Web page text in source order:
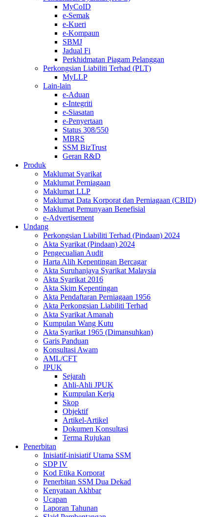
MyCoID
e-Semak
e-Kueri
e-Kompaun
SBMJ
Jadual Fi
Perkhidmatan Piagam Pelanggan
Perkongsian Liabiliti Terhad (PLT)
MyLLP
Lain-lain
e-Aduan
e-Integriti
e-Siasatan
e-Penyertaan
Status 308/550
MBRS
SSM BizTrust
Geran R&D
Produk
Maklumat Syarikat
Maklumat Perniagaan
Maklumat LLP
Maklumat Data Korporat dan Perniagaan (CBID)
Maklumat Pemunyaan Benefisial
e-Advertisement
Undang
Perkongsian Liabiliti Terhad (Pindaan) 2024​​​​​​​​​​​​​
Akta Syarikat (Pindaan) 2024​​​​​​​​​​​​
Pengecualian Audit
Harta Alih Kepentingan Bercagar
Akta Suruhanjaya Syarikat Malaysia
Akta Syarikat 2016
Akta Skim Kepentingan
Akta Pendaftaran Perniagaan 1956
Akta Perkongsian Liabiliti Terhad
Akta Syarikat Amanah
Kumpulan Wang Kutu
Akta Syarikat 1965 (Dimansuhkan)
Garis Panduan
Konsultasi Awam
AML/CFT
JPUK
Sejarah
Ahli-Ahli JPUK
Kumpulan Kerja
Skop
Objektif
Artikel-Artikel
Dokumen Konsultasi
Terma Rujukan
Penerbitan
Inisiatif-inisiatif Utama SSM
SDP IV
Kod Etika Korporat
Penerbitan SSM Dua Dekad
Kenyataan Akhbar
Ucapan
Laporan Tahunan